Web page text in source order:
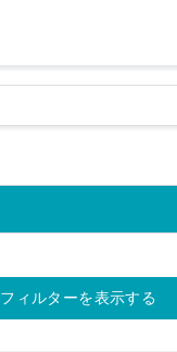
フィルターを表示する